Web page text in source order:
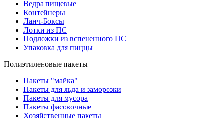
Ведра пищевые
Контейнеры
Ланч-Боксы
Лотки из ПС
Подложки из вспененного ПС
Упаковка для пиццы
Полиэтиленовые пакеты
Пакеты "майка"
Пакеты для льда и заморозки
Пакеты для мусора
Пакеты фасовочные
Хозяйственные пакеты